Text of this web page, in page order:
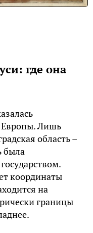
где она
Европы. Лишь
область –
была
координаты
на
границы